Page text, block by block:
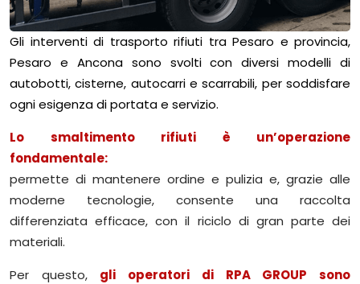
Gli interventi di trasporto rifiuti tra Pesaro e provincia,
Pesaro e Ancona sono svolti con diversi modelli di
autobotti, cisterne, autocarri e scarrabili, per soddisfare
ogni esigenza di portata e servizio.
Lo smaltimento rifiuti è un’operazione
fondamentale:
permette di mantenere ordine e pulizia e, grazie alle
moderne tecnologie, consente una raccolta
differenziata efficace, con il riciclo di gran parte dei
materiali.
Per questo, gli operatori di RPA GROUP sono